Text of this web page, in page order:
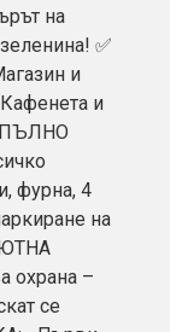
на
✅
и
и
фурна, 4
на
охрана –
се